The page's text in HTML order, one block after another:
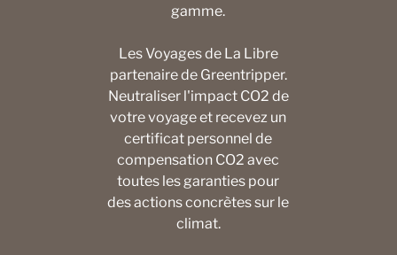
gamme.
Les Voyages de La Libre
partenaire de Greentripper.
Neutraliser l'impact CO2 de
votre voyage et recevez un
certificat personnel de
compensation CO2 avec
toutes les garanties pour
des actions concrètes sur le
climat.